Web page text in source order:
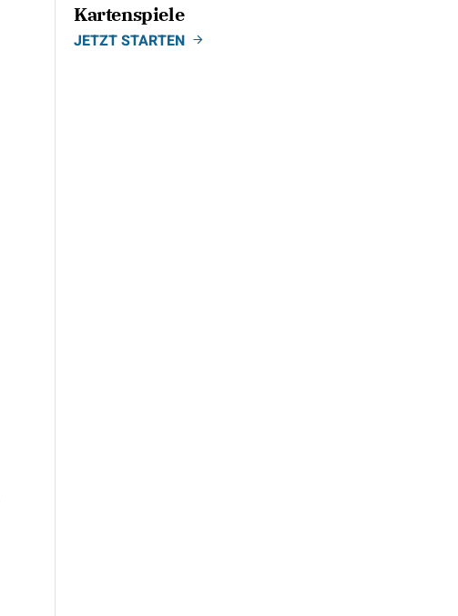
Kartenspiele
JETZT STARTEN